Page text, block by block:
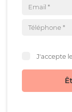
J'accepte